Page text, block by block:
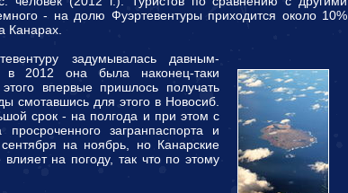
- на долю Фуэртевентуры приходится около 10%
Канарах.
задумывалась давным-
в 2012 она была наконец-таки
впервые пришлось получать
смотавшись для этого в Новосиб.
срок - на полгода и при этом с
загранпаспорта и
на ноябрь, но Канарские
на погоду, так что по этому